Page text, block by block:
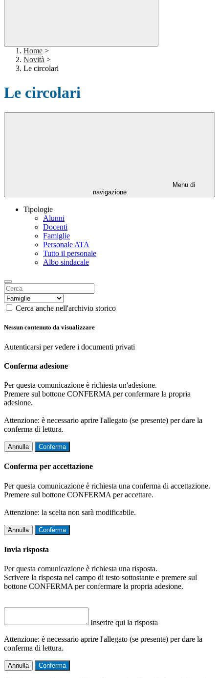
Home >
Novità >
Le circolari
Le circolari
Menu di
navigazione
Tipologie
Alunni
Docenti
Famiglie
Personale ATA
Tutto il personale
Albo sindacale
Cerca anche nell'archivio storico
Nessun contenuto da visualizzare
Autenticarsi per vedere i documenti privati
Conferma adesione
Per questa comunicazione è richiesta un'adesione.
Premere sul bottone CONFERMA per confermare la propria
adesione.
Attenzione: è necessario aprire l'allegato (se presente) per dare la
conferma di lettura.
Annulla Conferma
Conferma per accettazione
Per questa comunicazione è richiesta una conferma di accettazione.
Premere sul bottone CONFERMA per accettare.
Attenzione: la scelta non sarà modificabile.
Annulla Conferma
Invia risposta
Per questa comunicazione è richiesta una risposta.
Scrivere la risposta nel campo di testo sottostante e premere sul
bottone CONFERMA per confermare la propria adesione.
Inserire qui la risposta
Attenzione: è necessario aprire l'allegato (se presente) per dare la
conferma di lettura.
Annulla Conferma